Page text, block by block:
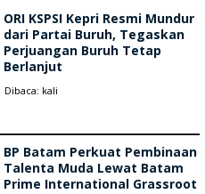
ORI KSPSI Kepri Resmi Mundur
dari Partai Buruh, Tegaskan
Perjuangan Buruh Tetap
Berlanjut
Dibaca: kali
BP Batam Perkuat Pembinaan
Talenta Muda Lewat Batam
Prime International Grassroot